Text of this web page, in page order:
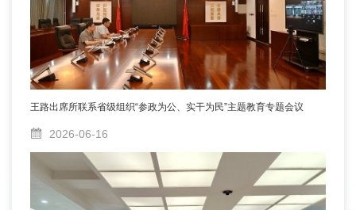
王路出席所联系省级组织“参政为公、实干为民”主题教育专题会议
2026-06-16